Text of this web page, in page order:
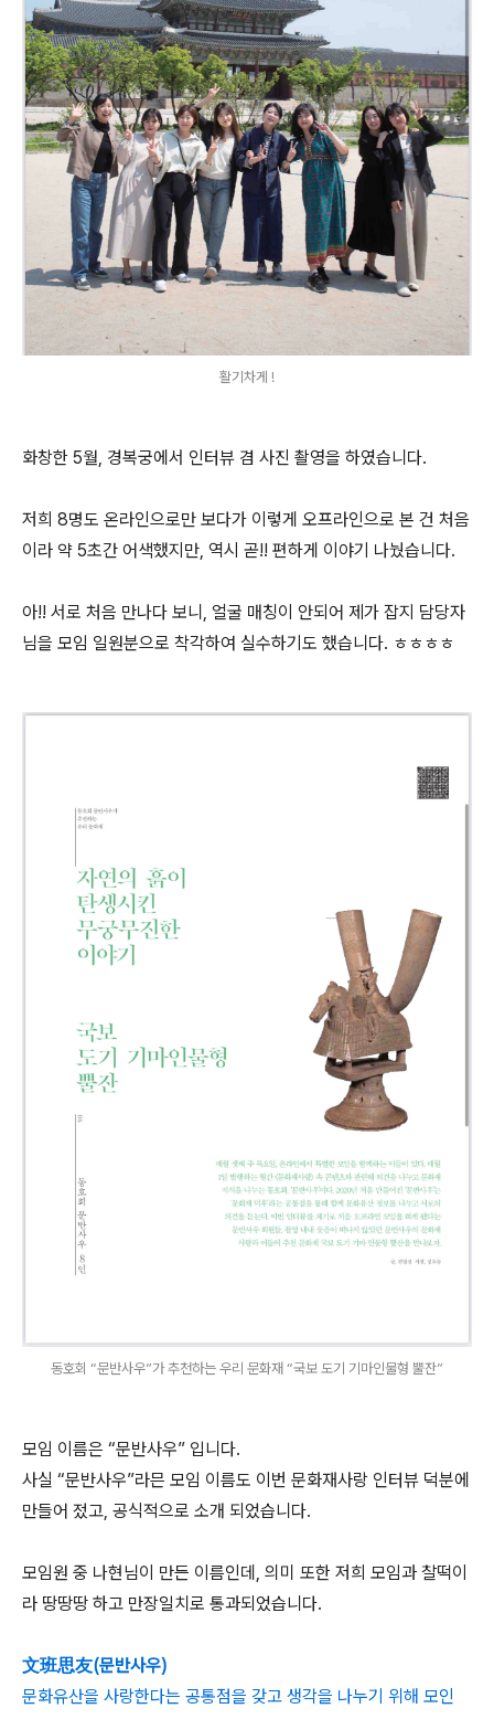
활기차게 !
화창한 5월, 경복궁에서 인터뷰 겸 사진 촬영을 하였습니다.
저희 8명도 온라인으로만 보다가 이렇게 오프라인으로 본 건 처음
이라 약 5초간 어색했지만, 역시 곧!! 편하게 이야기 나눴습니다.
아!! 서로 처음 만나다 보니, 얼굴 매칭이 안되어 제가 잡지 담당자
님을 모임 일원분으로 착각하여 실수하기도 했습니다. ㅎㅎㅎㅎ
동호회 “문반사우”가 추천하는 우리 문화재 “국보 도기 기마인물형 뿔잔”
모임 이름은 “문반사우” 입니다.
사실 “문반사우”라믄 모임 이름도 이번 문화재사랑 인터뷰 덕분에
만들어 젔고, 공식적으로 소개 되었습니다.
모임원 중 나현님이 만든 이름인데, 의미 또한 저희 모임과 찰떡이
라 땅땅땅 하고 만장일치로 통과되었습니다.
文班思友(문반사우)
문화유산을 사랑한다는 공통점을 갖고 생각을 나누기 위해 모인